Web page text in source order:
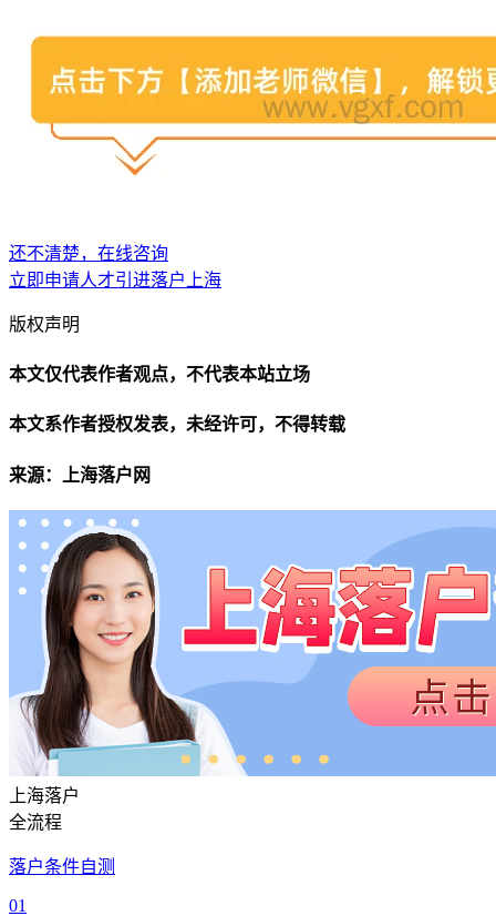
还不清楚，在线咨询
立即申请人才引进落户上海
版权声明
本文仅代表作者观点，不代表本站立场
本文系作者授权发表，未经许可，不得转载
来源：上海落户网
上海落户
全流程
落户条件自测
01